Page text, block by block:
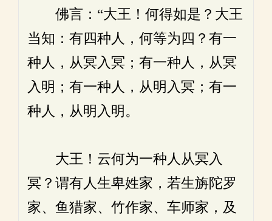
佛言：“大王！何得如是？大王
当知：有四种人，何等为四？有一
种人，从冥入冥；有一种人，从冥
入明；有一种人，从明入冥；有一
种人，从明入明。
大王！云何为一种人从冥入
冥？谓有人生卑姓家，若生旃陀罗
家、鱼猎家、竹作家、车师家，及